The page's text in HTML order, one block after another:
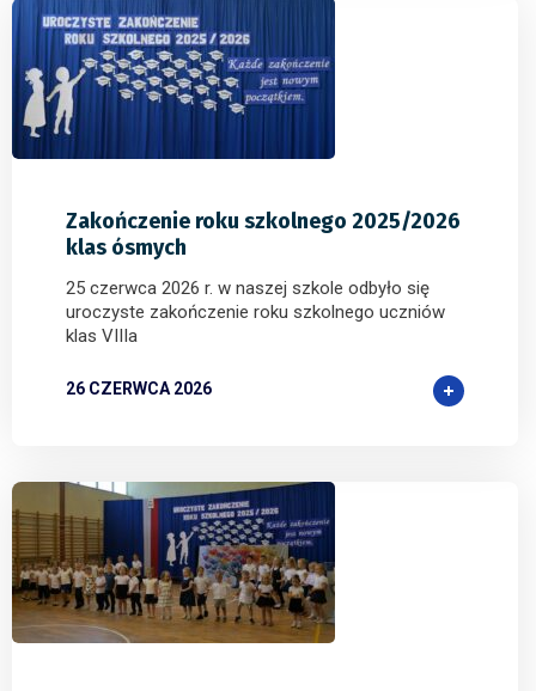
Zakończenie roku szkolnego 2025/2026
klas ósmych
25 czerwca 2026 r. w naszej szkole odbyło się
uroczyste zakończenie roku szkolnego uczniów
klas VIIIa
26 CZERWCA 2026
1 0 0